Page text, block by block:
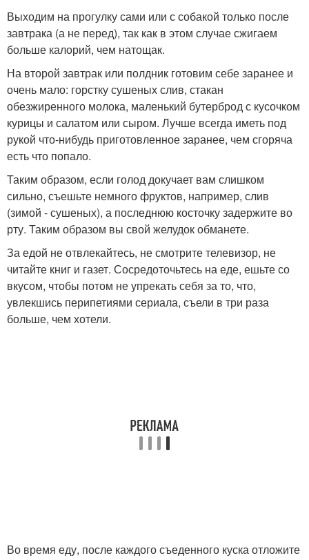
Выходим на прогулку сами или с собакой только после
завтрака (а не перед), так как в этом случае сжигаем
больше калорий, чем натощак.
На второй завтрак или полдник готовим себе заранее и
очень мало: горстку сушеных слив, стакан
обезжиренного молока, маленький бутерброд с кусочком
курицы и салатом или сыром. Лучше всегда иметь под
рукой что-нибудь приготовленное заранее, чем сгоряча
есть что попало.
Таким образом, если голод докучает вам слишком
сильно, съешьте немного фруктов, например, слив
(зимой - сушеных), а последнюю косточку задержите во
рту. Таким образом вы свой желудок обманете.
За едой не отвлекайтесь, не смотрите телевизор, не
читайте книг и газет. Сосредоточьтесь на еде, ешьте со
вкусом, чтобы потом не упрекать себя за то, что,
увлекшись перипетиями сериала, съели в три раза
больше, чем хотели.
Во время еду, после каждого съеденного куска отложите